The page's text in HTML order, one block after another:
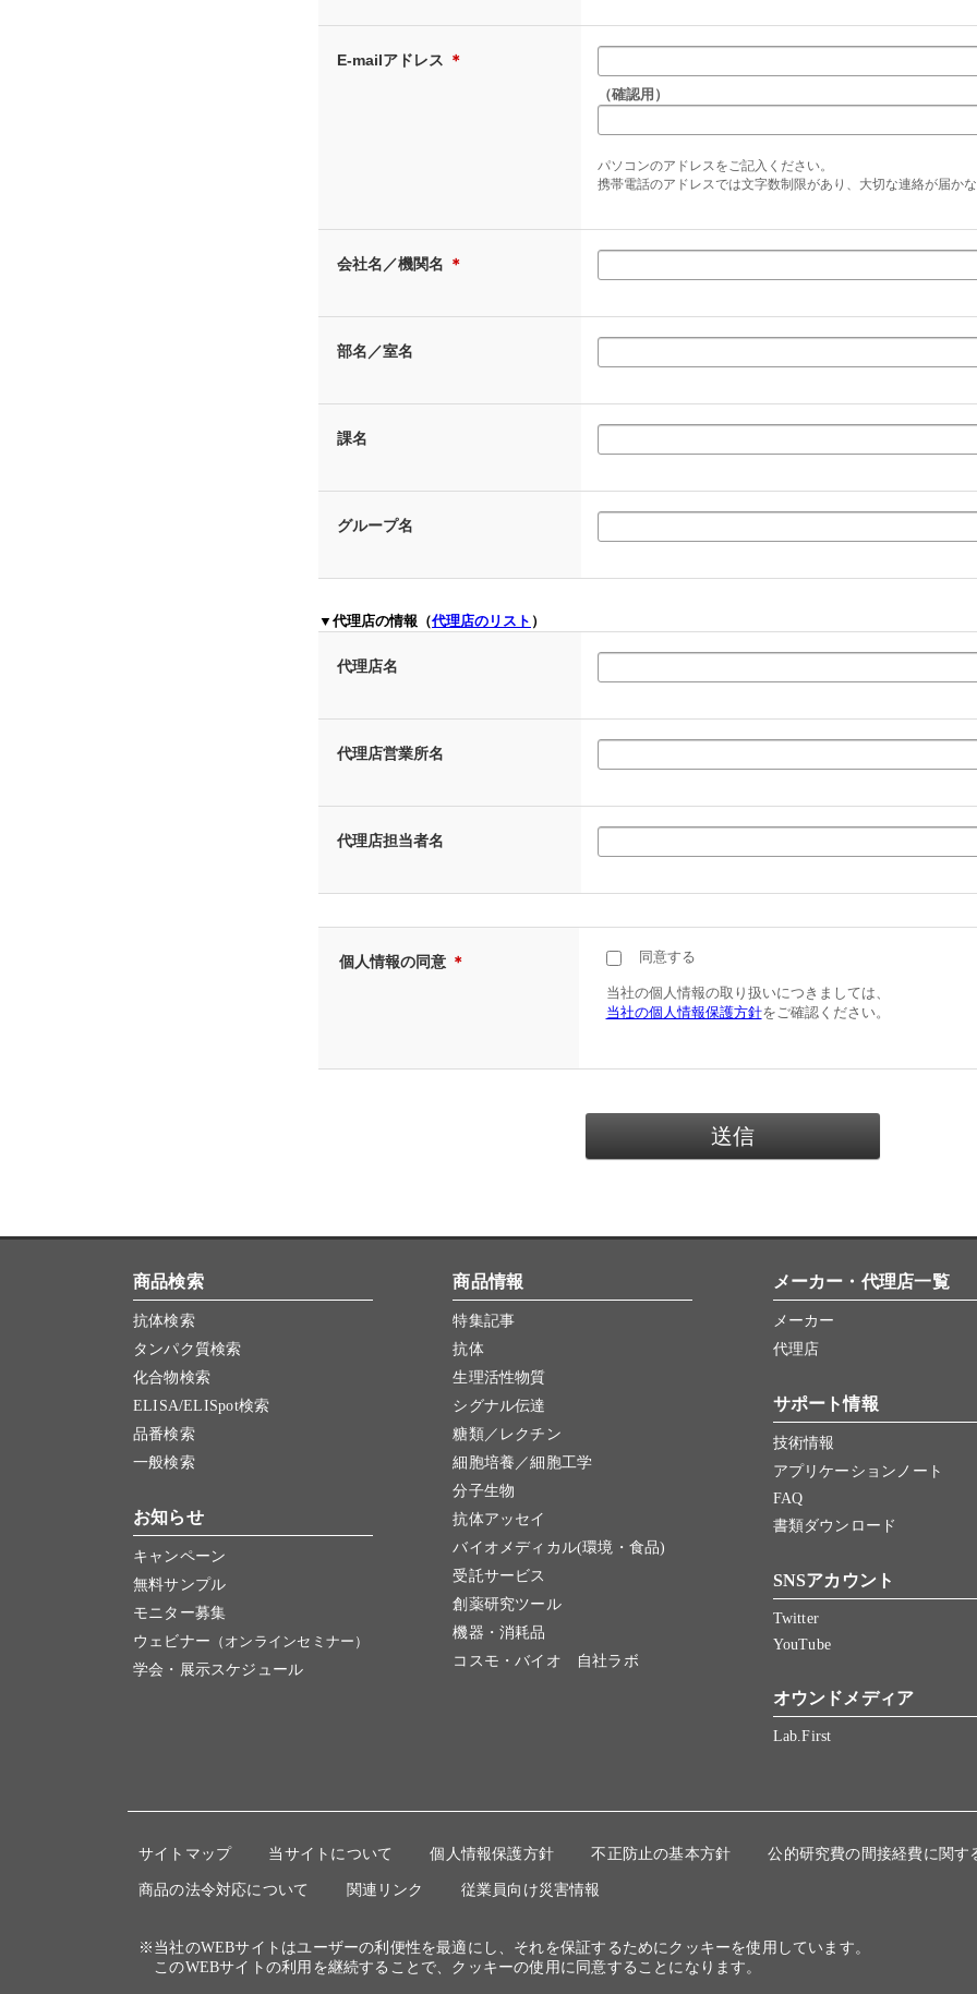
E-mailアドレス ＊
（確認用）
パソコンのアドレスをご記入ください。
携帯電話のアドレスでは文字数制限があり、大切な連絡が届かな
会社名／機関名 ＊
部名／室名
課名
グループ名
▼代理店の情報（代理店のリスト ）
代理店名
代理店営業所名
代理店担当者名
個人情報の同意 ＊ 同意する
当社の個人情報の取り扱いにつきましては、
当社の個人情報保護方針をご確認ください。
商品検索
抗体検索
タンパク質検索
化合物検索
ELISA/ELISpot検索
品番検索
一般検索
お知らせ
キャンペーン
無料サンプル
モニター募集
ウェビナー （オンラインセミナー）
学会・展示スケジュール
商品情報
特集記事
抗体
生理活性物質
シグナル伝達
糖類／レクチン
細胞培養／細胞工学
分子生物
抗体アッセイ
バイオメディカル(環境・食品)
受託サービス
創薬研究ツール
機器・消耗品
コスモ・バイオ 自社ラボ
メーカー・代理店一覧
メーカー
代理店
サポート情報
技術情報
アプリケーションノート
FAQ
書類ダウンロード
SNSアカウント
Twitter
YouTube
オウンドメディア
Lab.First
サイトマップ 当サイトについて 個人情報保護方針 不正防止の基本方針 公的研究費の間接経費に関す
商品の法令対応について 関連リンク 従業員向け災害情報
※当社のWEBサイトはユーザーの利便性を最適にし、それを保証するためにクッキーを使用しています。
このWEBサイトの利用を継続することで、クッキーの使用に同意することになります。